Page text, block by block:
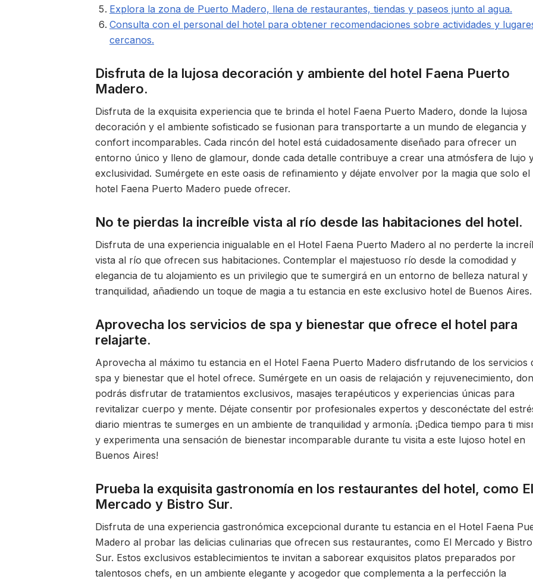
Explora la zona de Puerto Madero, llena de restaurantes, tiendas y paseos junto al agua.
Consulta con el personal del hotel para obtener recomendaciones sobre actividades y
cercanos.
Disfruta de la lujosa decoración y ambiente del hotel Faena Puerto
Madero.
Disfruta de la exquisita experiencia que te brinda el hotel Faena Puerto Madero, donde la lujosa
decoración y el ambiente sofisticado se fusionan para transportarte a un mundo de elegancia y
confort incomparables. Cada rincón del hotel está cuidadosamente diseñado para ofrecer un
entorno único y lleno de glamour, donde cada detalle contribuye a crear una atmósfera de lujo
exclusividad. Sumérgete en este oasis de refinamiento y déjate envolver por la magia que solo el
hotel Faena Puerto Madero puede ofrecer.
No te pierdas la increíble vista al río desde las habitaciones del hotel.
Disfruta de una experiencia inigualable en el Hotel Faena Puerto Madero al no perderte la
vista al río que ofrecen sus habitaciones. Contemplar el majestuoso río desde la comodidad y
elegancia de tu alojamiento es un privilegio que te sumergirá en un entorno de belleza natural y
tranquilidad, añadiendo un toque de magia a tu estancia en este exclusivo hotel de Buenos Aires.
Aprovecha los servicios de spa y bienestar que ofrece el hotel para
relajarte.
Aprovecha al máximo tu estancia en el Hotel Faena Puerto Madero disfrutando de los servicios
spa y bienestar que el hotel ofrece. Sumérgete en un oasis de relajación y rejuvenecimiento,
podrás disfrutar de tratamientos exclusivos, masajes terapéuticos y experiencias únicas para
revitalizar cuerpo y mente. Déjate consentir por profesionales expertos y desconéctate del
diario mientras te sumerges en un ambiente de tranquilidad y armonía. ¡Dedica tiempo para ti
y experimenta una sensación de bienestar incomparable durante tu visita a este lujoso hotel en
Buenos Aires!
Prueba la exquisita gastronomía en los restaurantes del hotel, como El
Mercado y Bistro Sur.
Disfruta de una experiencia gastronómica excepcional durante tu estancia en el Hotel Faena
Madero al probar las delicias culinarias que ofrecen sus restaurantes, como El Mercado y Bistro
Sur. Estos exclusivos establecimientos te invitan a saborear exquisitos platos preparados por
talentosos chefs, en un ambiente elegante y acogedor que complementa a la perfección la